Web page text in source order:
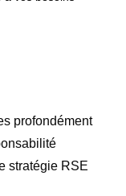
profondément
stratégie RSE